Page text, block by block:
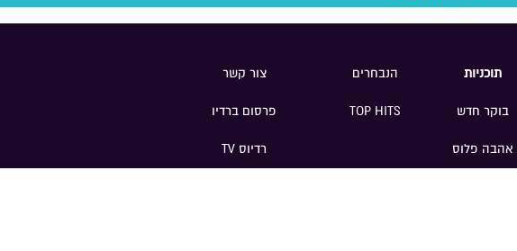
תוכניות
בוקר חדש
אהבה פלוס
הנבחרים
TOP HITS
צור קשר
פרסום ברדיו
רדיוס TV